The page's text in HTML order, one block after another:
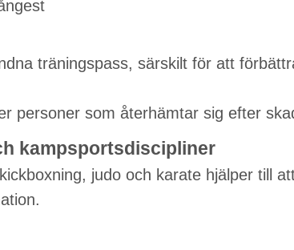
träningspass, särskilt för att
personer som återhämtar sig efter
kampsportsdiscipliner
judo och karate hjälper till